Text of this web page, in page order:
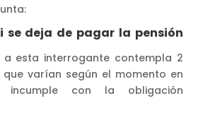
se deja de pagar la pensión
a esta interrogante contempla 2
que varían según el momento en
con la obligación